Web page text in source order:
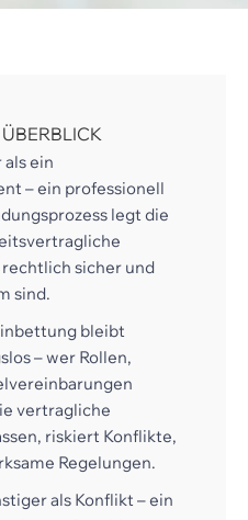
ein
– ein professionell
legt die
sicher und
sind.
bleibt
– wer Rollen,
vertragliche
riskiert Konflikte,
Regelungen.
als Konflikt – ein